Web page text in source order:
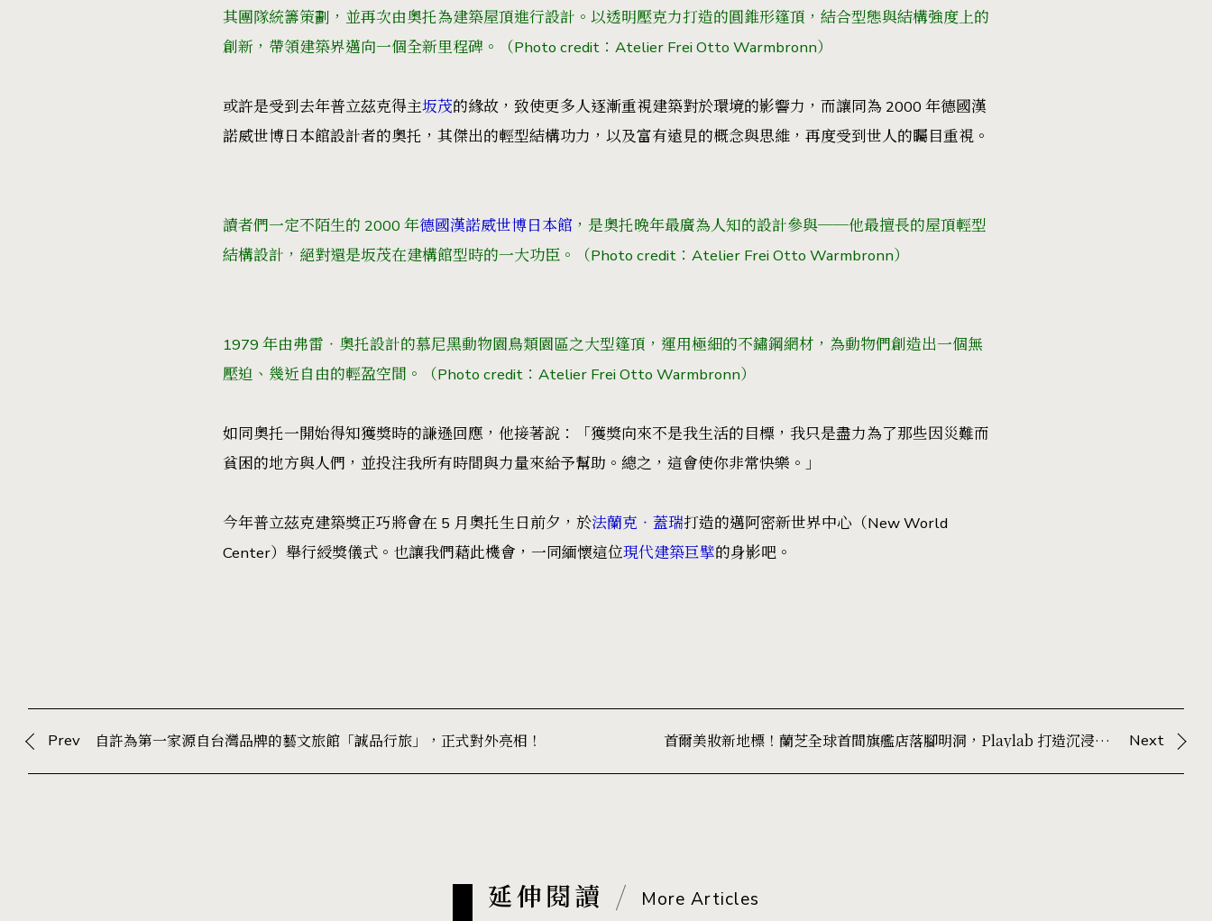
其團隊統籌策劃，並再次由奧托為建築屋頂進行設計。以透明壓克力打造的圓錐形篷頂，結合型態與結構強度上的
創新，帶領建築界邁向一個全新里程碑。（Photo credit：Atelier Frei Otto Warmbronn）
或許是受到去年普立茲克得主坂茂的緣故，致使更多人逐漸重視建築對於環境的影響力，而讓同為 2000 年德國漢
諾威世博日本館設計者的奧托，其傑出的輕型結構功力，以及富有遠見的概念與思維，再度受到世人的矚目重視。
讀者們一定不陌生的 2000 年德國漢諾威世博日本館 ，是奧托晚年最廣為人知的設計參與──他最擅長的屋頂輕型
結構設計，絕對還是坂茂在建構館型時的一大功臣。
（Photo credit：Atelier Frei Otto Warmbronn）
1979 年由弗雷‧奧托設計的慕尼黑動物園鳥類園區之大型篷頂，運用極細的不鏽鋼網材，為動物們創造出一個無
壓迫、幾近自由的輕盈空間。
（Photo credit：Atelier Frei Otto Warmbronn）
如同奧托一開始得知獲獎時的謙遜回應，他接著說：「獲獎向來不是我生活的目標，我只是盡力為了那些因災難而
貧困的地方與人們，並投注我所有時間與力量來給予幫助。總之，這會使你非常快樂。」
今年普立茲克建築獎正巧將會在 5 月奧托生日前夕，於法蘭克‧蓋瑞打造的邁阿密新世界中心（New World
Center）舉行綬獎儀式。也讓我們藉此機會，一同緬懷這位現代建築巨擘的身影吧。
Prev 自許為第一家源自台灣品牌的藝文旅館「誠品行旅」，正式對外亮相！ 首爾美妝新地標！蘭芝全球首間旗艦店落腳明洞，Playlab 打造沉浸式體驗空間 Next
延伸閱讀 More Articles